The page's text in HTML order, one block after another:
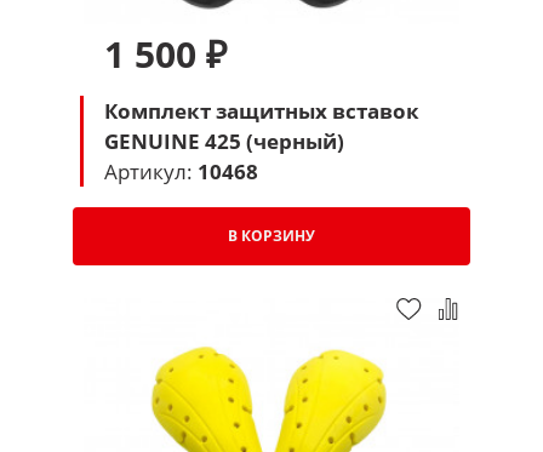
1 500 ₽
Комплект защитных вставок
GENUINE 425 (черный)
Артикул: 10468
В КОРЗИНУ